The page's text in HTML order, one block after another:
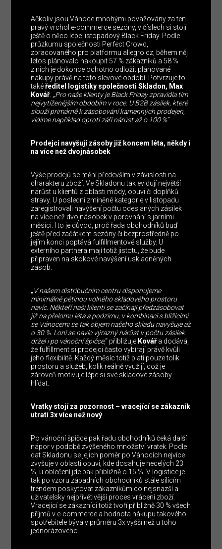
Ačkoliv jsou Vánoce mnohými považovány za ten
pravý vrchol e-commerce sezóny, v číslech si stojí
ještě o něco lépe listopadový Black Friday. Podle
průzkumu společnosti Perfect Crowd,
zpracovaného pro platformu allegro.cz, během něj
letos plánovalo nakoupit 57 % zákazníků a 58 %
z nich je dokonce ochotno odložit plánované
nákupy právě na toto slevové období. Potvrzuje to
takéředitel logistiky společnosti Skladon, Max
Kovář. „Pro naše klienty je Black Friday zpravidla tím
nejvytíženějším obdobím v roce. U B2B zásilek, které
slouží primárně k zásobování kamenných prodejen,
vidíme například oproti září nárůst až o 100 %.“
Prodejci navyšují zásoby již koncem léta, někdy i
na více než dvojnásobek
Výše prodejů se mění především v závislosti na
charakteru zboží. Ve Skladonu tak evidují největší
nárůst u klientů z oblasti módy, obuvi či doplňků
stravy. U poslední zmíněné kategorie v listopadu
zaregistrovali navýšení počtu odeslaných zásilek
na více než dvojnásobek v porovnání s jarními
měsíci. I to je důvod, proč řada obchodníků buď
ještě před začátkem sezóny či bezprostředně po
jejím konci poptává fulfillmentové služby. U
externího partnera mají totiž jistotu, že bude
připraven na skokové navýšení uskladněných
zásob.
„V našem distribučním centru disponujeme
minimálně pětinou volného skladového prostoru
navíc. Někteří naši klienti se začínají předzásobovat
již na přelomu léta a podzimu, v kombinaci s blížícími
se Vánocemi se tak objem našeho skladu navyšuje až
o 30 %. Loni se navíc výrazný nárůst v počtu zásilek
držel i po vánoční špičce,“ přibližuje Kovářa dodává,
že fulfillment si prodejci často vybírají právě kvůli
jeho flexibilitě. Každý měsíc totiž platí pouze tolik
prostoru a služeb, kolik reálně využijí, což je
zároveň motivuje lépe si své skladové zásoby
hlídat.
Vratky stojí za pozornost – vracející se zákazník
utratí 3x více než nový
Po vánoční špičce pak řadu obchodníků čeká další
nápor v podobě zvýšeného množství vratek. Podle
dat Skladonu se jejich poměr po Vánocích nejvíce
zvyšuje v oblasti obuvi, kde dosahuje necelých 23
%, u oblečení jde pak přibližně o 15 %. V logistice je
tak po vzoru západních obchodníků stále sílícím
trendem poskytovat zákazníkům co nejsnazší a
uživatelsky nejpřívětivější proces vrácení zboží.
Vracející se zákazníci totiž tvoří přibližně 30 % všech
příjmů v e-commerce a hodnota nákupu takového
spotřebitele bývá v průměru 3x vyšší než u toho
jednorázového.